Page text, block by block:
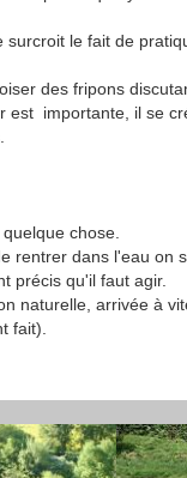
le fait de
des fripons
est importante, il se
chose.
rentrer dans l'eau on
précis qu'il faut agir.
naturelle, arrivée à
fait).